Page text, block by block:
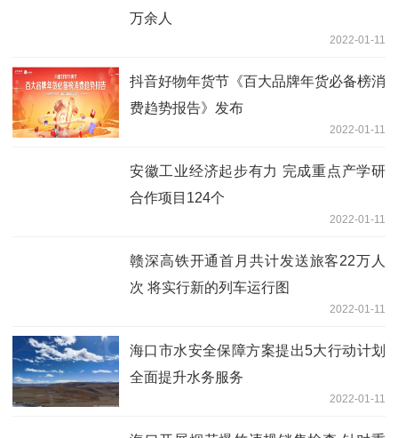
万余人
2022-01-11
抖音好物年货节《百大品牌年货必备榜消
费趋势报告》发布
2022-01-11
安徽工业经济起步有力 完成重点产学研
合作项目124个
2022-01-11
赣深高铁开通首月共计发送旅客22万人
次 将实行新的列车运行图
2022-01-11
海口市水安全保障方案提出5大行动计划
全面提升水务服务
2022-01-11